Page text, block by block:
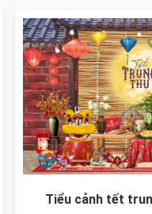
Tiểu cảnh tết